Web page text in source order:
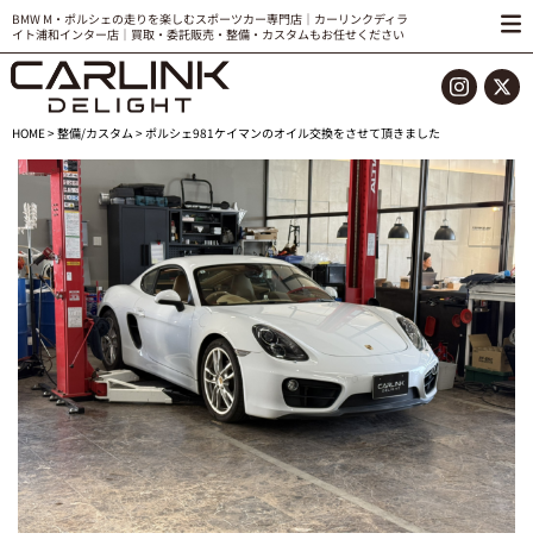
BMW M・ポルシェの走りを楽しむスポーツカー専門店｜カーリンクディラ
イト浦和インター店｜買取・委託販売・整備・カスタムもお任せください
HOME>整備/カスタム> ポルシェ981ケイマンのオイル交換をさせて頂きました